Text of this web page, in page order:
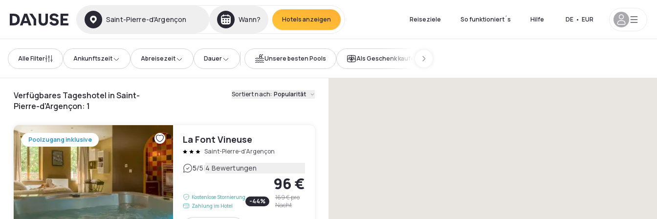
Dayuse Saint-Pierre-d'Argençon Wann? Hotels anzeigen Reiseziele So funktioniert´s Hilfe DE • EUR
Alle Filter Ankunftszeit Abreisezeit Dauer Unsere besten Pools Als Geschenk kaufen
Verfügbares Tageshotel in Saint-
Pierre-d'Argençon: 1
Sortiert nach: Popularität
Poolzugang inklusive La Font Vineuse
Saint-Pierre-d'Argençon
5/5|4 Bewertungen
Kostenlose Stornierung
Zahlung im Hotel
96 €
-44% 169 €pro
Nacht